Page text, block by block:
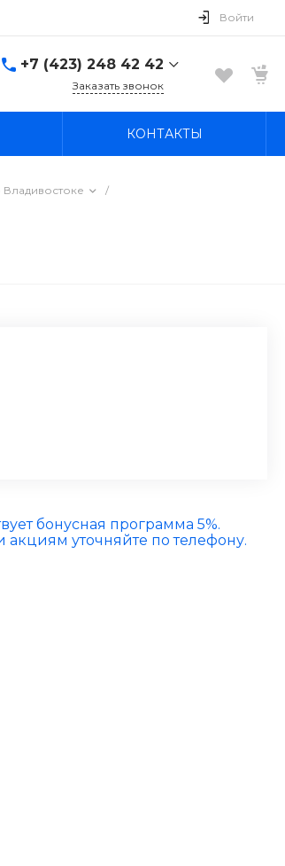
Войти
+7 (423) 248 42 42
Надеждинский район, п.
boss4848@mail.ru
Заказать звонок
КОНТАКТЫ
/
бонусная программа 5%.
уточняйте по телефону.